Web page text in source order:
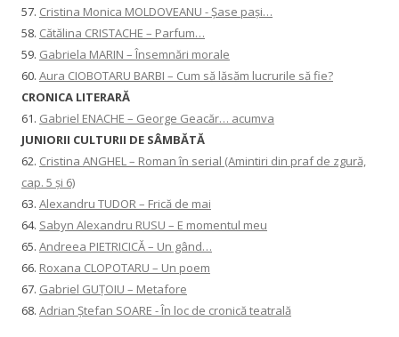
57. Cristina Monica MOLDOVEANU - Șase pași…
58. Cătălina CRISTACHE – Parfum…
59. Gabriela MARIN – Însemnări morale
60. Aura CIOBOTARU BARBI – Cum să lăsăm lucrurile să fie?
CRONICA LITERARĂ
61. Gabriel ENACHE – George Geacăr… acumva
JUNIORII CULTURII DE SÂMBĂTĂ
62. Cristina ANGHEL – Roman în serial (Amintiri din praf de zgură,
cap. 5 și 6)
63. Alexandru TUDOR – Frică de mai
64. Sabyn Alexandru RUSU – E momentul meu
65. Andreea PIETRICICĂ – Un gând…
66. Roxana CLOPOTARU – Un poem
67. Gabriel GUȚOIU – Metafore
68. Adrian Ștefan SOARE - În loc de cronică teatrală